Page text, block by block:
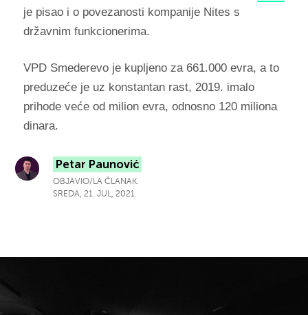
je pisao i o povezanosti kompanije Nites s
državnim funkcionerima.
VPD Smederevo je kupljeno za 661.000 evra, a to
preduzeće je uz konstantan rast, 2019. imalo
prihode veće od milion evra, odnosno 120 miliona
dinara.
Petar Paunović
OBJAVIO/LA ČLANAK.
SREDA, 21. JUL, 2021.